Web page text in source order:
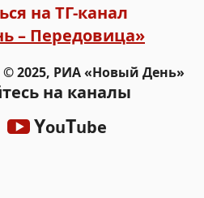
на ТГ-канал
– Передовица»
© 2025, РИА «Новый День»
на каналы
YouTube